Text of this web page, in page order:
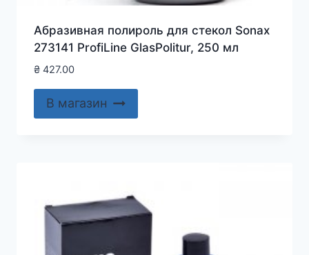
Абразивная полироль для стекол Sonax
273141 ProfiLine GlasPolitur, 250 мл
₴427.00
В магазин